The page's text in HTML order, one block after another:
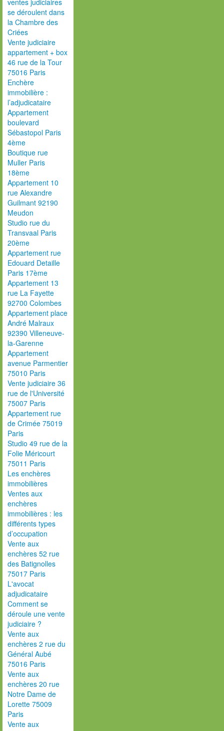
ventes judiciaires
se déroulent dans
la Chambre des
Criées
Vente judiciaire
appartement + box
46 rue de la Tour
75016 Paris
Enchère
immobilière :
l’adjudicataire
Appartement
boulevard
Sébastopol Paris
4ème
Boutique rue
Muller Paris
18ème
Appartement 10
rue Alexandre
Guilmant 92190
Meudon
Studio rue du
Transvaal Paris
20ème
Appartement rue
Edouard Detaille
Paris 17ème
Appartement 13
rue La Fayette
92700 Colombes
Appartement place
André Malraux
92390 Villeneuve-
la-Garenne
Appartement
avenue Parmentier
75010 Paris
Vente judiciaire 36
rue de l'Université
75007 Paris
Appartement rue
de Crimée 75019
Paris
Studio 49 rue de la
Folie Méricourt
75011 Paris
Les enchères
immobilières
Ventes aux
enchères
immobilières : les
différents types
d’occupation
Vente aux
enchères 52 rue
des Batignolles
75017 Paris
L'avocat
adjudicataire
Comment se
déroule une vente
judiciaire ?
Vente aux
enchères 2 rue du
Général Aubé
75016 Paris
Vente aux
enchères 20 rue
Notre Dame de
Lorette 75009
Paris
Vente aux